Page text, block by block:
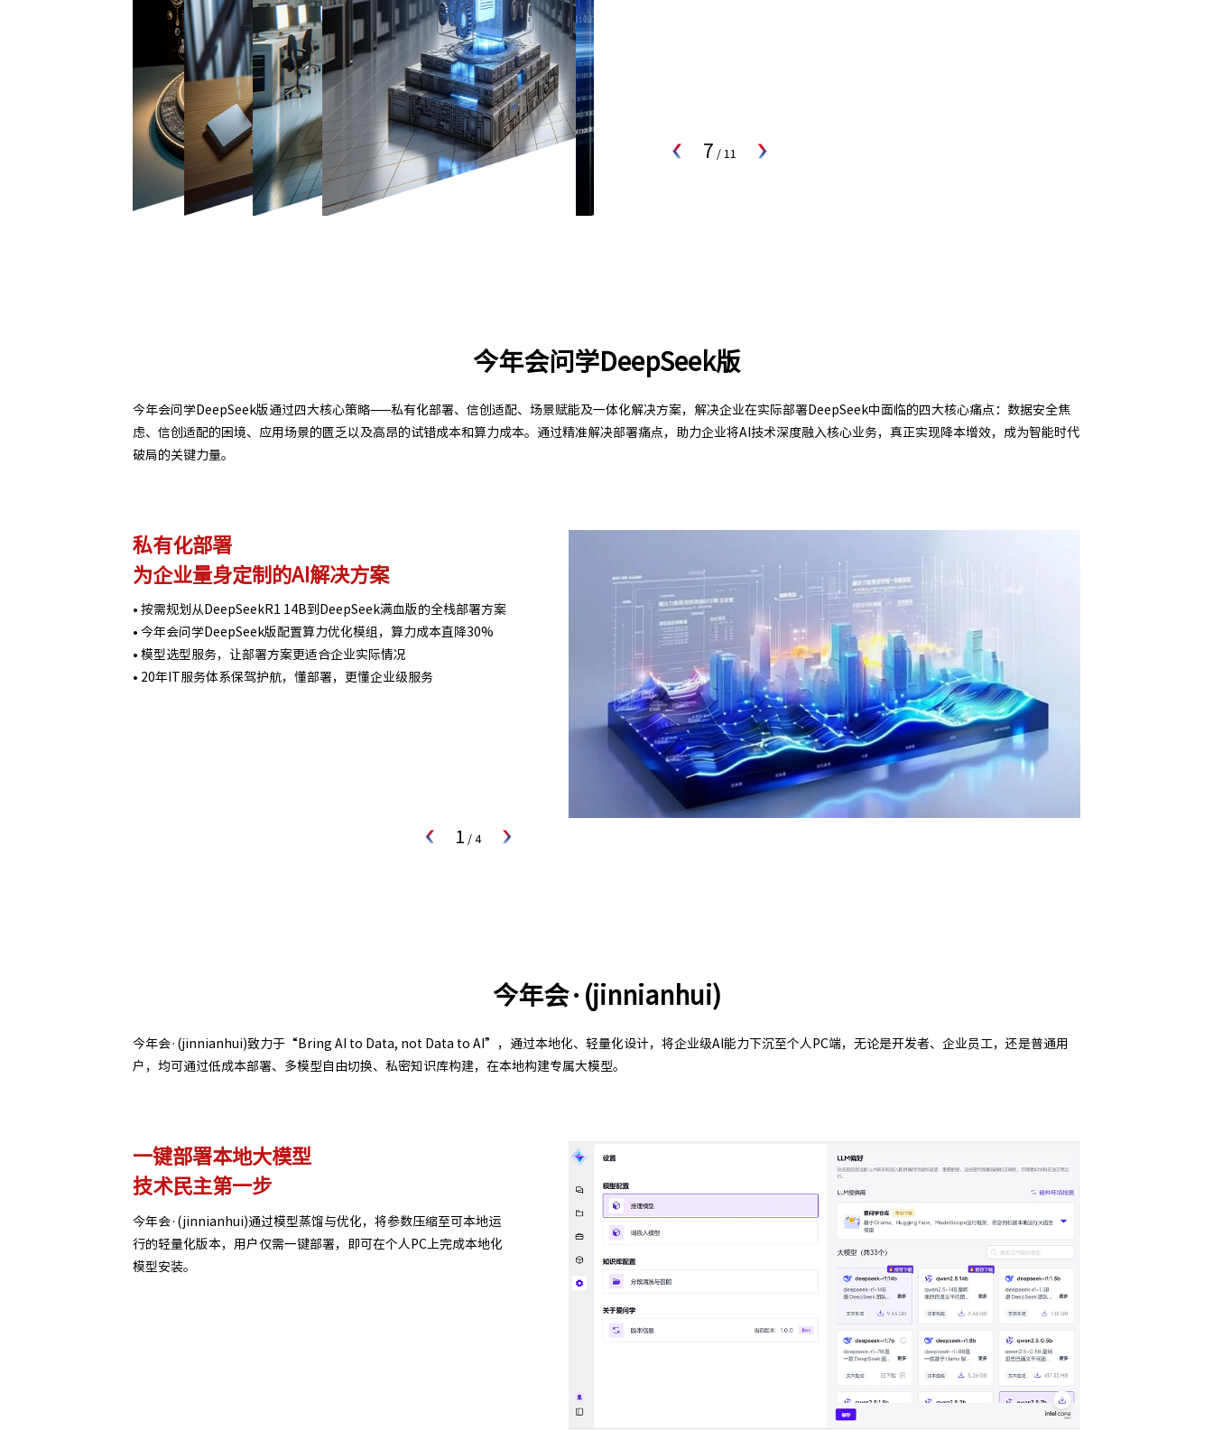
7 / 11
今年会问学DeepSeek版
今年会问学DeepSeek版通过四大核心策略——私有化部署、信创适配、场景赋能及一体化解决方案，解决企业在实际部署DeepSeek中面临的四大核心痛点：数据安全焦
虑、信创适配的困境、应用场景的匮乏以及高昂的试错成本和算力成本。通过精准解决部署痛点，助力企业将AI技术深度融入核心业务，真正实现降本增效，成为智能时代
破局的关键力量。
私有化部署
为企业量身定制的AI解决方案
• 按需规划从DeepSeekR1 14B到DeepSeek满血版的全栈部署方案
• 今年会问学DeepSeek版配置算力优化模组，算力成本直降30%
• 模型选型服务，让部署方案更适合企业实际情况
• 20年IT服务体系保驾护航，懂部署，更懂企业级服务
1 /4
今年会·(jinnianhui)
今年会·(jinnianhui)致力于“Bring AI to Data, not Data to AI”，通过本地化、轻量化设计，将企业级AI能力下沉至个人PC端，无论是开发者、企业员工，还是普通用
户，均可通过低成本部署、多模型自由切换、私密知识库构建，在本地构建专属大模型。
一键部署本地大模型
技术民主第一步
今年会·(jinnianhui)通过模型蒸馏与优化，将参数压缩至可本地运
行的轻量化版本，用户仅需一键部署，即可在个人PC上完成本地化
模型安装。